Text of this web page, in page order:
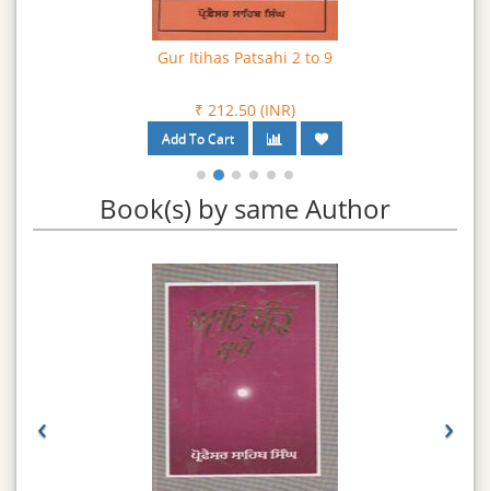
Gur Itihas Patsahi 2 to 9
₹ 212.50 (INR)
Book(s) by same Author
‹ ›